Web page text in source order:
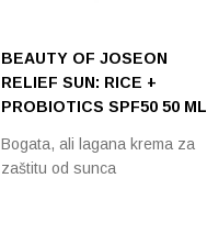
BEAUTY OF JOSEON
RELIEF SUN: RICE +
PROBIOTICS SPF50 50 ML
Bogata, ali lagana krema za
zaštitu od sunca